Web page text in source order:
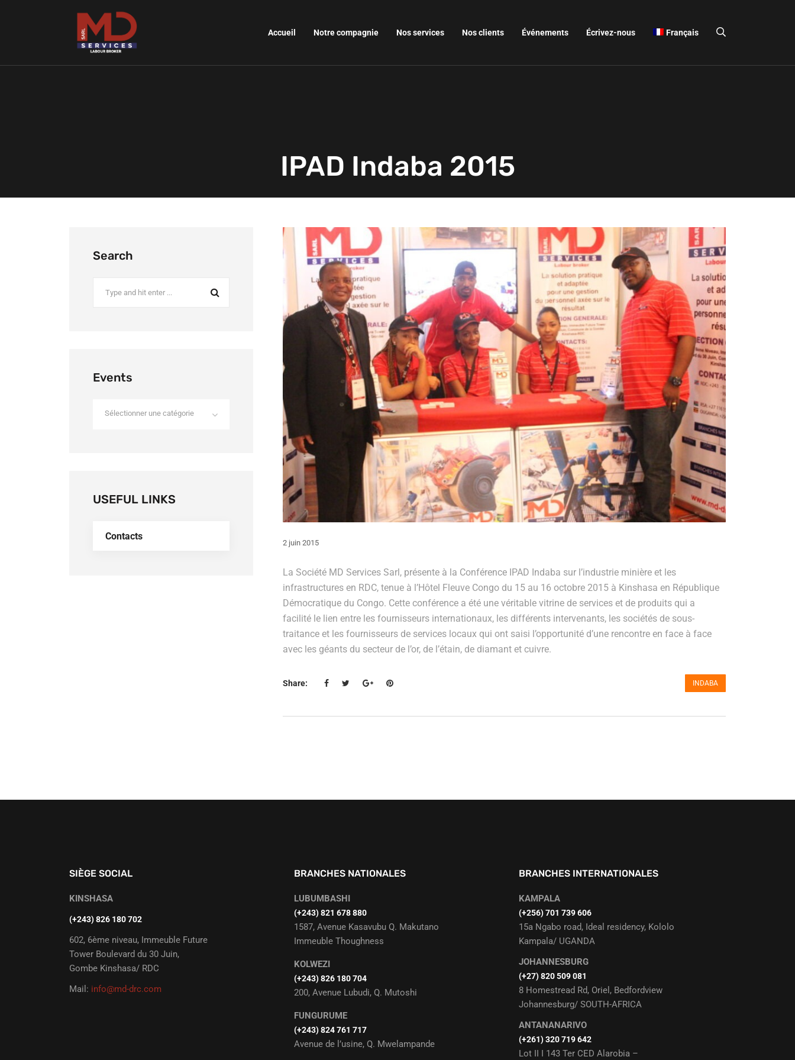
Accueil Notre compagnie Nos services Nos clients Événements Écrivez-nous Français
IPAD Indaba 2015
2 juin 2015
La Société MD Services Sarl, présente à la Conférence IPAD Indaba sur l’industrie minière et les
infrastructures en RDC, tenue à l’Hôtel Fleuve Congo du 15 au 16 octobre 2015 à Kinshasa en République
Démocratique du Congo. Cette conférence a été une véritable vitrine de services et de produits qui a
facilité le lien entre les fournisseurs internationaux, les différents intervenants, les sociétés de sous-
traitance et les fournisseurs de services locaux qui ont saisi l’opportunité d’une rencontre en face à face
avec les géants du secteur de l’or, de l’étain, de diamant et cuivre.
Share: INDABA
Search
Events
Sélectionner une catégorie
USEFUL LINKS
Contacts
SIÈGE SOCIAL
KINSHASA
(+243) 826 180 702
602, 6ème niveau, Immeuble Future
Tower Boulevard du 30 Juin,
Gombe Kinshasa/ RDC
Mail: info@md-drc.com
BRANCHES NATIONALES
LUBUMBASHI
‭(+243) 821 678 880
1587, Avenue Kasavubu Q. Makutano
Immeuble Thoughness
KOLWEZI
(+243) 826 180 704
200, Avenue Lubudi, Q. Mutoshi
FUNGURUME
(+243) 824 761 717
Avenue de l’usine, Q. Mwelampande
BRANCHES INTERNATIONALES
KAMPALA
(+256) 701 739 606
15a Ngabo road, Ideal residency, Kololo
Kampala/ UGANDA
JOHANNESBURG
(+27) 820 509 081
8 Homestread Rd, Oriel, Bedfordview
Johannesburg/ SOUTH-AFRICA
ANTANANARIVO
(+261) 320 719 642
Lot II I 143 Ter CED Alarobia –